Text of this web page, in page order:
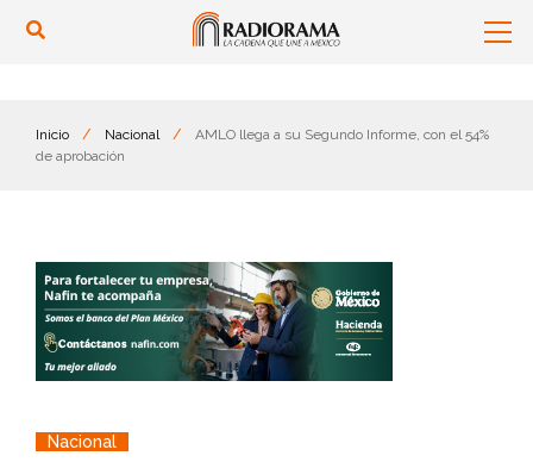
Inicio / Nacional /
AMLO llega a su Segundo Informe, con el 54%
de aprobación
Nacional